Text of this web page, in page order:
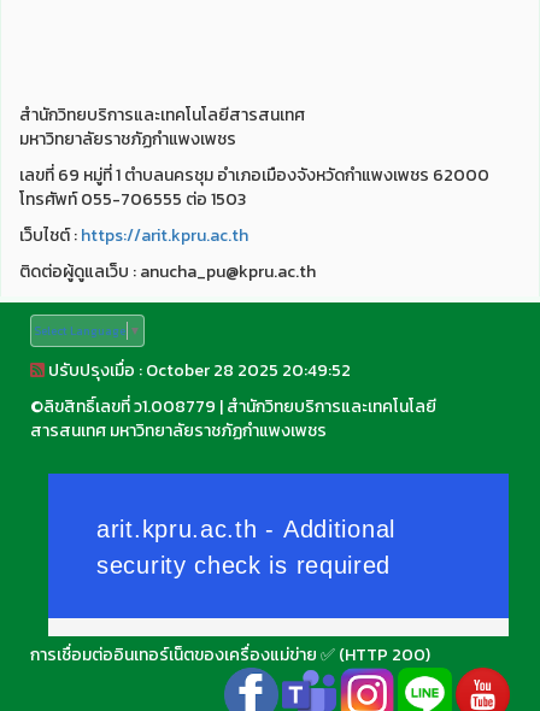
สำนักวิทยบริการและเทคโนโลยีสารสนเทศ
มหาวิทยาลัยราชภัฏกำแพงเพชร
เลขที่ 69 หมู่ที่ 1 ตำบลนครชุม อำเภอเมืองจังหวัดกำแพงเพชร 62000
โทรศัพท์ 055-706555 ต่อ 1503
เว็บไชต์ :https://arit.kpru.ac.th
ติดต่อผู้ดูแลเว็บ : anucha_pu@kpru.ac.th
Select Language ▼
ปรับปรุงเมื่อ : October 28 2025 20:49:52
©ลิขสิทธิ์เลขที่ ว1.008779 |สำนักวิทยบริการและเทคโนโลยี
สารสนเทศ มหาวิทยาลัยราชภัฏกำแพงเพชร
การเชื่อมต่ออินเทอร์เน็ตของเครื่องแม่ข่าย ✅ (HTTP 200)